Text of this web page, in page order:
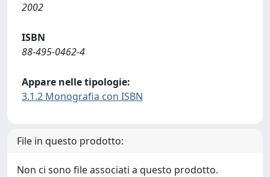
2002
ISBN
88-495-0462-4
Appare nelle tipologie:
3.1.2 Monografia con ISBN
File in questo prodotto:
Non ci sono file associati a questo prodotto.